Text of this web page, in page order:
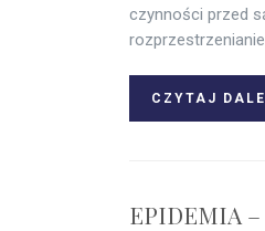
czynności przed
CZYTAJ
EPIDEMIA –